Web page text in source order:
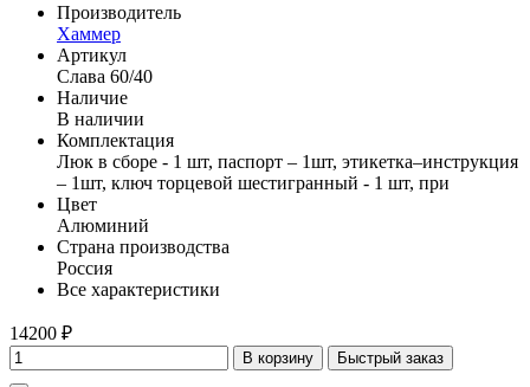
Производитель
Хаммер
Артикул
Слава 60/40
Наличие
В наличии
Комплектация
Люк в сборе - 1 шт, паспорт – 1шт, этикетка–инструкция
– 1шт, ключ торцевой шестигранный - 1 шт, при
Цвет
Алюминий
Страна производства
Россия
Все характеристики
14200 ₽
В корзину Быстрый заказ